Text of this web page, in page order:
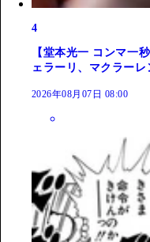
4
【堂本光一 コンマ一
ェラーリ、マクラー
2026年08月07日 08:00